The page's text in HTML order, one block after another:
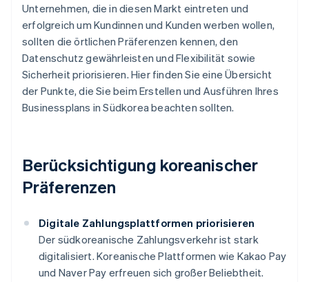
Unternehmen, die in diesen Markt eintreten und
erfolgreich um Kundinnen und Kunden werben wollen,
sollten die örtlichen Präferenzen kennen, den
Datenschutz gewährleisten und Flexibilität sowie
Sicherheit priorisieren. Hier finden Sie eine Übersicht
der Punkte, die Sie beim Erstellen und Ausführen Ihres
Businessplans in Südkorea beachten sollten.
Berücksichtigung koreanischer
Präferenzen
Digitale Zahlungsplattformen priorisieren
Der südkoreanische Zahlungsverkehr ist stark
digitalisiert. Koreanische Plattformen wie Kakao Pay
und Naver Pay erfreuen sich großer Beliebtheit.